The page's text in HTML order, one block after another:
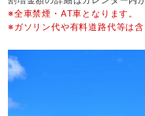
金 21
※全車禁煙・AT車となります。
※ガソリン代や有料道路代等は含